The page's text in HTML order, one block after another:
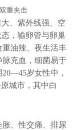
重夹击
、紫外线强、空
，输卵管与卵巢
油辣、夜生活丰
充血，细菌易于
岁女性中，
城市，其中白
、性交痛、排尿